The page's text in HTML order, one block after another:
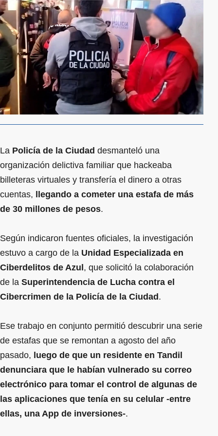
La Policía de la Ciudad desmanteló una
organización delictiva familiar que hackeaba
billeteras virtuales y transfería el dinero a otras
cuentas,
llegando a cometer una estafa de más
de 30 millones de pesos.
Según indicaron fuentes oficiales, la investigación
estuvo a cargo de la Unidad Especializada en
Ciberdelitos de Azul , que solicitó la colaboración
de la Superintendencia de Lucha contra el
Cibercrimen de la Policía de la Ciudad .
Ese trabajo en conjunto permitió descubrir una serie
de estafas que se remontan a agosto del año
pasado, luego de que un residente en Tandil
denunciara que le habían vulnerado su correo
electrónico para tomar el control de algunas de
las aplicaciones que tenía en su celular -entre
ellas, una App de inversiones-.